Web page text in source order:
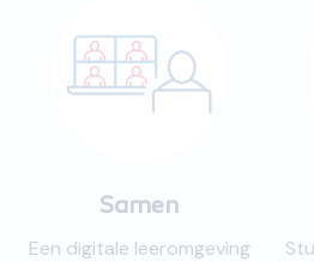
Samen
Een digitale leeromgeving